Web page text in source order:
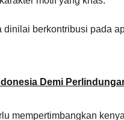
berkontribusi pada
Demi
mempertimbangkan